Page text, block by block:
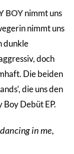
BOYnimmt uns
nimmt uns
dunkle
doch
Die beiden
die uns den
Debüt EP.
in me,